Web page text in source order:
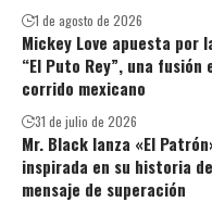
1 de agosto de 2026
Mickey Love apuesta por
“El Puto Rey”, una
corrido mexicano
31 de julio de 2026
Mr. Black lanza «El
inspirada en su historia
mensaje de superación